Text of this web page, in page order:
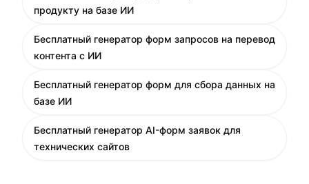
продукту на базе ИИ
Бесплатный генератор форм запросов на перевод
контента с ИИ
Бесплатный генератор форм для сбора данных на
базе ИИ
Бесплатный генератор AI-форм заявок для
технических сайтов